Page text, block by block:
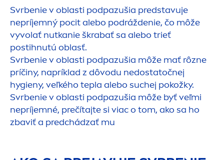
Svrbenie v oblasti podpazušia predstavuje
nepríjemný pocit alebo podráždenie, čo môže
vyvolať nutkanie škrabať sa alebo trieť
postihnutú oblasť.
Svrbenie v oblasti podpazušia môže mať rôzne
príčiny, napríklad z dôvodu nedostatočnej
hygieny, veľkého tepla alebo suchej pokožky.
Svrbenie v oblasti podpazušia môže byť veľmi
nepríjemné, prečítajte si viac o tom, ako sa ho
zbaviť a predchádzať mu